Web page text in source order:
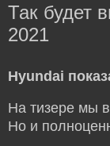
Так будет
2021
Hyundai
На тизере мы
Но и